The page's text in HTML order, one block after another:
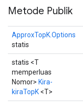
Metode Publik
ApproxTopK.Options
statis
statis <T
memperluas
Nomor> Kira-
kiraTopK <T>